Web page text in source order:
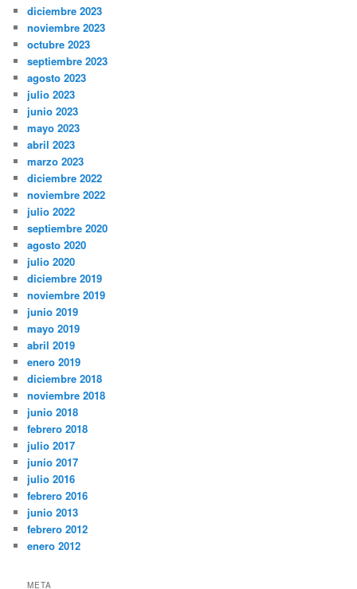
diciembre 2023
noviembre 2023
octubre 2023
septiembre 2023
agosto 2023
julio 2023
junio 2023
mayo 2023
abril 2023
marzo 2023
diciembre 2022
noviembre 2022
julio 2022
septiembre 2020
agosto 2020
julio 2020
diciembre 2019
noviembre 2019
junio 2019
mayo 2019
abril 2019
enero 2019
diciembre 2018
noviembre 2018
junio 2018
febrero 2018
julio 2017
junio 2017
julio 2016
febrero 2016
junio 2013
febrero 2012
enero 2012
META